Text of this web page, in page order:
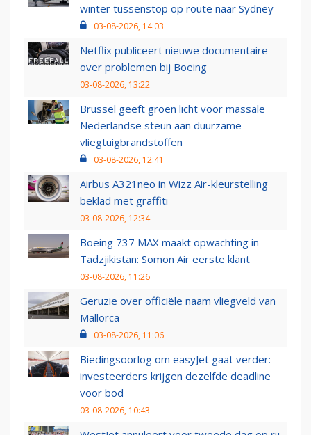
winter tussenstop op route naar Sydney
03-08-2026, 14:03
Netflix publiceert nieuwe documentaire
over problemen bij Boeing
03-08-2026, 13:22
Brussel geeft groen licht voor massale
Nederlandse steun aan duurzame
vliegtuigbrandstoffen
03-08-2026, 12:41
Airbus A321neo in Wizz Air-kleurstelling
beklad met graffiti
03-08-2026, 12:34
Boeing 737 MAX maakt opwachting in
Tadzjikistan: Somon Air eerste klant
03-08-2026, 11:26
Geruzie over officiële naam vliegveld van
Mallorca
03-08-2026, 11:06
Biedingsoorlog om easyJet gaat verder:
investeerders krijgen dezelfde deadline
voor bod
03-08-2026, 10:43